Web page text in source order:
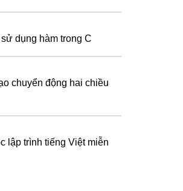
dụng hàm trong C
chuyển động hai chiều
lập trình tiếng Việt miễn